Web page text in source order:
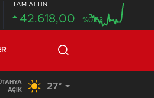
TAM ALTIN
42.618,00 %0,63
GENCİN CANSIZ BEDENİ ORMANLIK
AÇIK
27°